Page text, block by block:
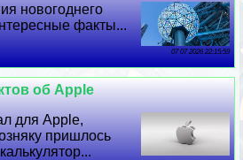
новогоднего
факты...
07 07 2026 22:15:59
об Apple
для Apple,
пришлось